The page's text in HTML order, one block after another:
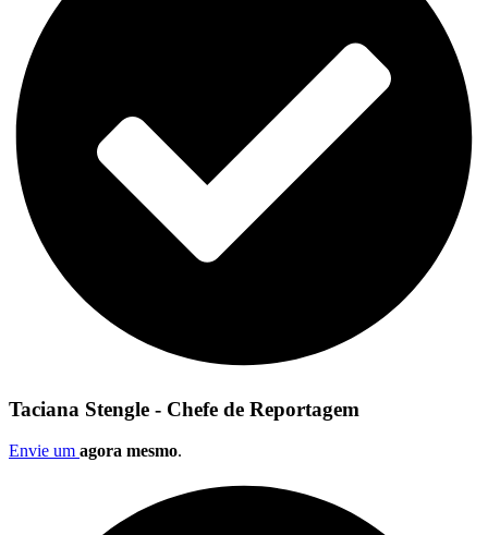
Taciana Stengle - Chefe de Reportagem
Envie um agora mesmo.